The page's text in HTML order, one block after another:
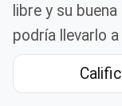
libre y su
podría llevarlo